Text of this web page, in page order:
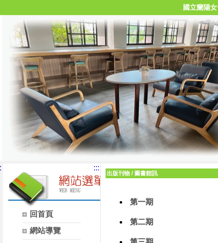
國立蘭陽
回首頁
網站導覽
:::
出版刊物 / 圖書館訊
第一期
第二期